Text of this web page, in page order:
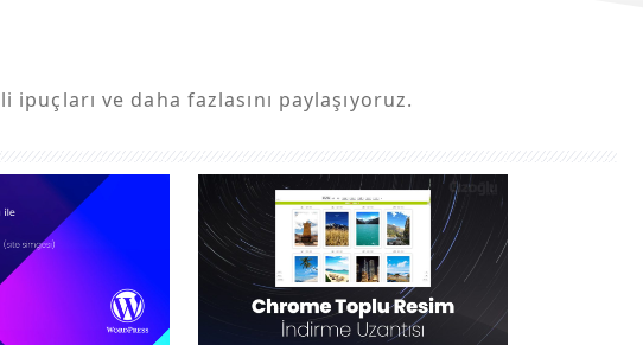
ve daha fazlasını paylaşıyoruz.